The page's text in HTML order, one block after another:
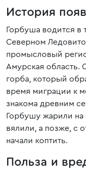
История
Горбуша водится в
Северном
промысловый
Амурская область.
горба, который
время миграции к
знакома древним
Горбушу жарили на
вялили, а позже, с
начали коптить.
Польза и